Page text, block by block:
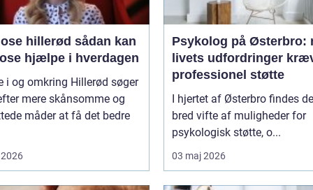
hillerød sådan kan
hjælpe i hverdagen
i og omkring Hillerød søger
mere skånsomme og
måder at få det bedre
Psykolog på Østerbro:
livets udfordringer
professionel støtte
I hjertet af Østerbro findes
bred vifte af muligheder for
psykologisk støtte, o...
03 maj 2026